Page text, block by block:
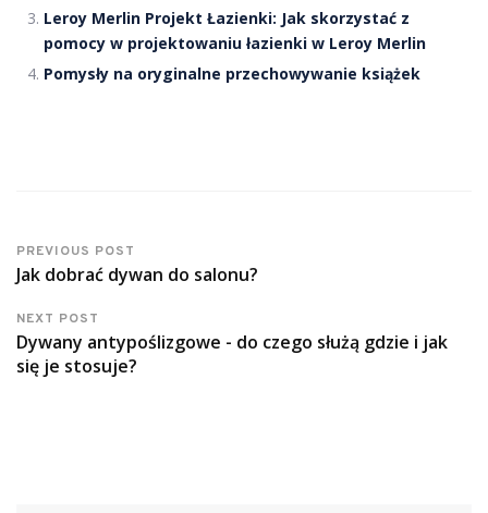
Leroy Merlin Projekt Łazienki: Jak skorzystać z
pomocy w projektowaniu łazienki w Leroy Merlin
Pomysły na oryginalne przechowywanie książek
PREVIOUS POST
Jak dobrać dywan do salonu?
NEXT POST
Dywany antypoślizgowe - do czego służą gdzie i jak
się je stosuje?